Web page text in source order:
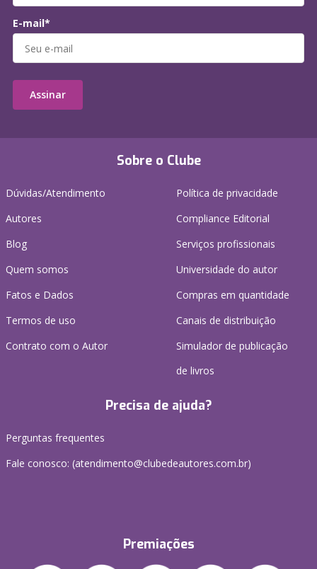
Sobre o Clube
Dúvidas/Atendimento
Autores
Blog
Quem somos
Fatos e Dados
Termos de uso
Contrato com o Autor
Política de privacidade
Compliance Editorial
Serviços profissionais
Universidade do autor
Compras em quantidade
Canais de distribuição
Simulador de publicação
de livros
Precisa de ajuda?
Perguntas frequentes
Fale conosco: (atendimento@clubedeautores.com.br)
Premiações
E-mail*
Assinar